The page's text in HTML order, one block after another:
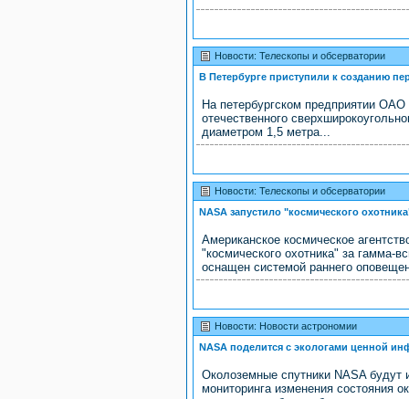
Новости: Телескопы и обсерватории
В Петербурге приступили к созданию
На петербургском предприятии
отечественного
диаметром 1,5 метра...
Новости: Телескопы и обсерватории
NASA запустило "космического
Американское космическое
"космического охотника" за
оснащен системой раннего
Новости: Новости астрономии
NASA поделится с экологами ценной
Околоземные спутники NASA будут
мониторинга изменения состояния